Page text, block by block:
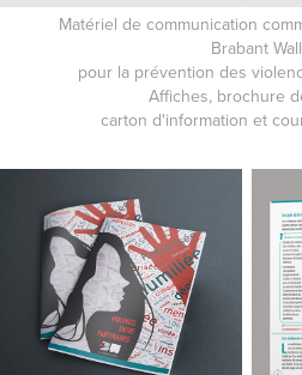
Matériel de communication
Brabant
pour la prévention des
Affiches, brochure
carton d'information et